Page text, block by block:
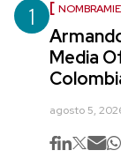
1
Media
agosto 5,